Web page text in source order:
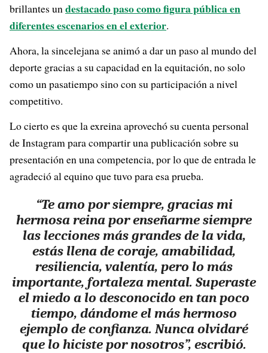
brillantes undestacado paso como figura pública en
diferentes escenarios en el exterior.
Ahora, la sincelejana se animó a dar un paso al mundo del
deporte gracias a su capacidad en la equitación, no solo
como un pasatiempo sino con su participación a nivel
competitivo.
Lo cierto es que la exreina aprovechó su cuenta personal
de Instagram para compartir una publicación sobre su
presentación en una competencia, por lo que de entrada le
agradeció al equino que tuvo para esa prueba.
“Te amo por siempre, gracias mi
hermosa reina por enseñarme siempre
las lecciones más grandes de la vida,
estás llena de coraje, amabilidad,
resiliencia, valentía, pero lo más
importante, fortaleza mental. Superaste
el miedo a lo desconocido en tan poco
tiempo, dándome el más hermoso
ejemplo de confianza. Nunca olvidaré
que lo hiciste por nosotros”, escribió.